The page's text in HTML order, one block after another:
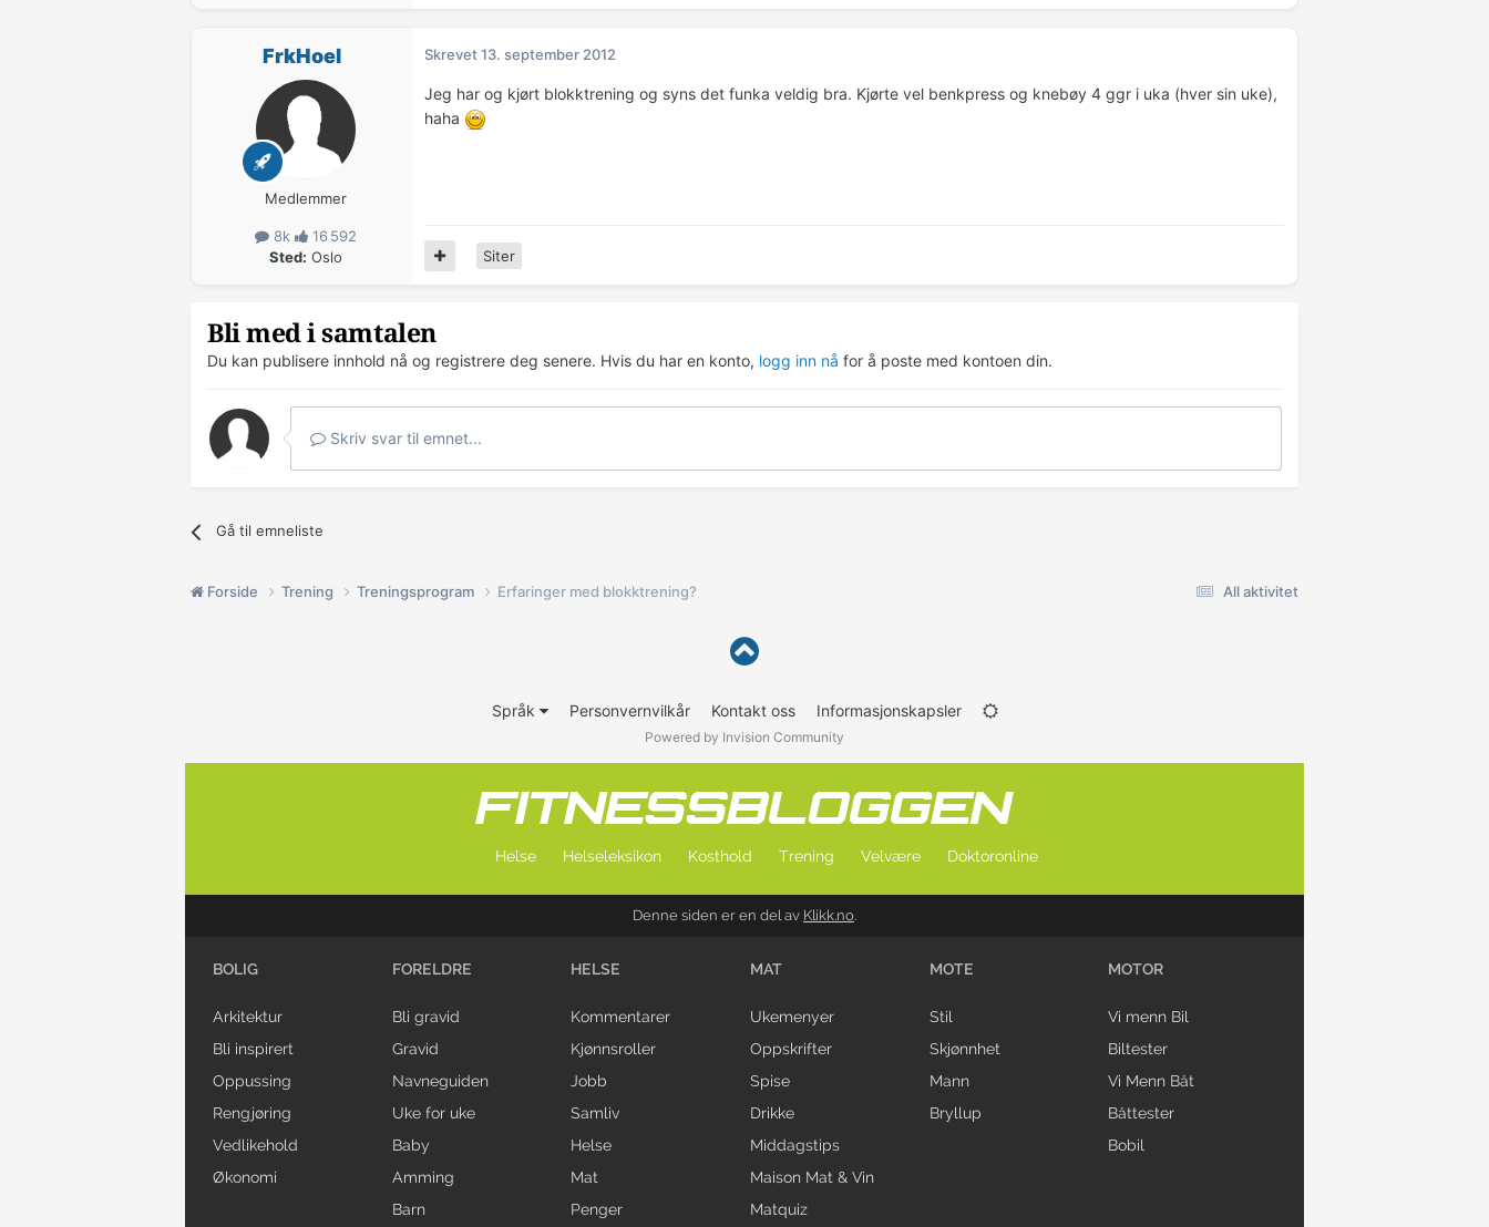
FrkHoel
Medlemmer
8k
16 592
Sted: Oslo
Skrevet13. september 2012
Jeg har og kjørt blokktrening og syns det funka veldig bra. Kjørte vel benkpress og knebøy 4 ggr i uka (hver sin uke),
haha
Siter
Bli med i samtalen
Du kan publisere innhold nå og registrere deg senere. Hvis du har en konto, logg inn nå for å poste med kontoen din.
Skriv svar til emnet...
Gå til emneliste
All aktivitet
Forside Trening Treningsprogram Erfaringer med blokktrening?
Språk Personvernvilkår Kontakt oss Informasjonskapsler
Powered by Invision Community
Helse Helseleksikon Kosthold Trening Velvære Doktoronline
Denne siden er en del av Klikk.no.
BOLIG
Arkitektur
Bli inspirert
Oppussing
Rengjøring
Vedlikehold
Økonomi
FORELDRE
Bli gravid
Gravid
Navneguiden
Uke for uke
Baby
Amming
Barn
HELSE
Kommentarer
Kjønnsroller
Jobb
Samliv
Helse
Mat
Penger
MAT
Ukemenyer
Oppskrifter
Spise
Drikke
Middagstips
Maison Mat & Vin
Matquiz
MOTE
Stil
Skjønnhet
Mann
Bryllup
MOTOR
Vi menn Bil
Biltester
Vi Menn Båt
Båttester
Bobil